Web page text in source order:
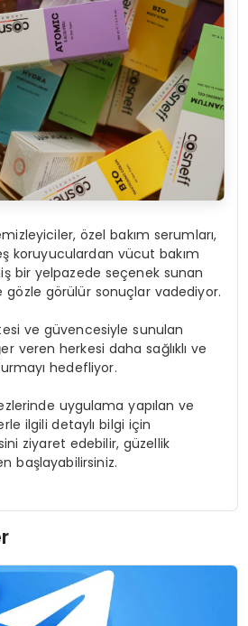
özel bakım serumları,
koruyuculardan vücut bakım
bir yelpazede seçenek sunan
gözle görülür sonuçlar vadediyor.
ve güvencesiyle sunulan
veren herkesi daha sağlıklı ve
hedefliyor.
uygulama yapılan ve
ilgili detaylı bilgi için
ziyaret edebilir, güzellik
başlayabilirsiniz.